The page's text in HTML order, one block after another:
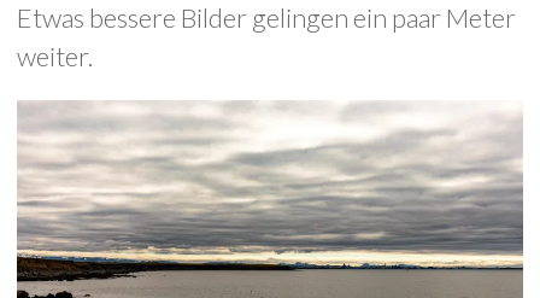
Etwas bessere Bilder gelingen ein paar Meter
weiter.